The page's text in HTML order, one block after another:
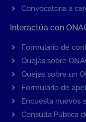
Convocatoria a
Interactúa con
Formulario de
Quejas sobre
Quejas sobre un
Formulario de
Encuesta nuevos
Consulta Pública